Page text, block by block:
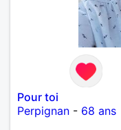
Pour toi
Perpignan - 68 ans